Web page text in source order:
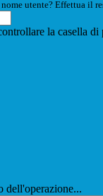
utente? Effettua il
la casella di
dell'operazione...